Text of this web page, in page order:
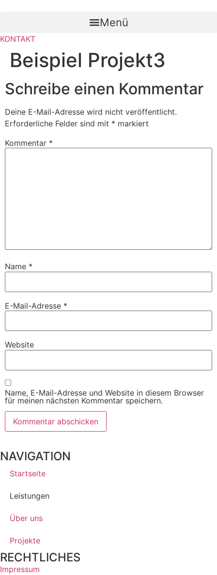
Menü
KONTAKT
Beispiel Projekt3
Schreibe einen Kommentar
Deine E-Mail-Adresse wird nicht veröffentlicht.
Erforderliche Felder sind mit * markiert
Kommentar *
Name *
E-Mail-Adresse *
Website
Name, E-Mail-Adresse und Website in diesem Browser
für meinen nächsten Kommentar speichern.
NAVIGATION
Startseite
Leistungen
Über uns
Projekte
RECHTLICHES
Impressum